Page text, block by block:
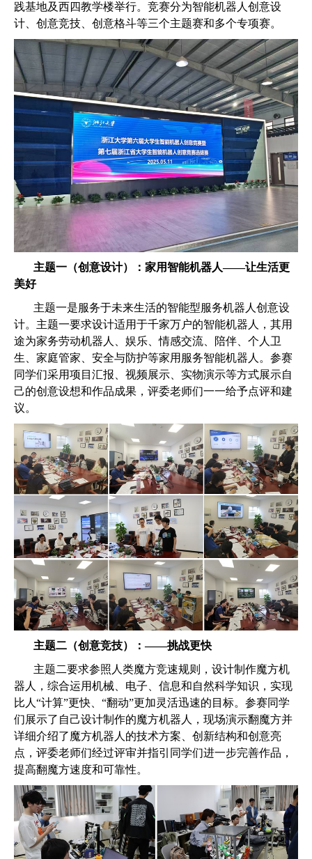
践基地及西四教学楼举行。竞赛分为智能机器人创意设
计、创意竞技、创意格斗等三个主题赛和多个专项赛。
主题一（创意设计）：家用智能机器人——让生活更
美好
主题一是服务于未来生活的智能型服务机器人创意设
计。主题一要求设计适用于千家万户的智能机器人，其用
途为家务劳动机器人、娱乐、情感交流、陪伴、个人卫
生、家庭管家、安全与防护等家用服务智能机器人。参赛
同学们采用项目汇报、视频展示、实物演示等方式展示自
己的创意设想和作品成果，评委老师们一一给予点评和建
议。
主题二（创意竞技）：——挑战更快
主题二要求参照人类魔方竞速规则，设计制作魔方机
器人，综合运用机械、电子、信息和自然科学知识，实现
比人“计算”更快、“翻动”更加灵活迅速的目标。参赛同学
们展示了自己设计制作的魔方机器人，现场演示翻魔方并
详细介绍了魔方机器人的技术方案、创新结构和创意亮
点，评委老师们经过评审并指引同学们进一步完善作品，
提高翻魔方速度和可靠性。